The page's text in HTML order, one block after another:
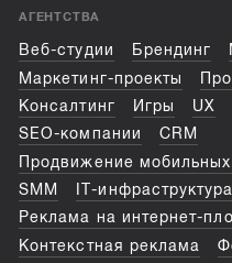
АГЕНТСТВА
Веб-студии Брендинг
Маркетинг-проекты
Консалтинг
Игры UX
SEO-компании
CRM
Продвижение
SMM
IT-
Реклама на интернет-
Контекстная реклама